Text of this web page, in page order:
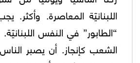
اللبنانيّة المعاصرة.
“الطابور” في النفس
الشعب كإنجاز. أن يصبر